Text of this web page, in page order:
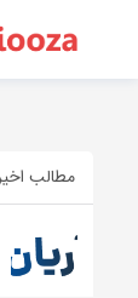
مطالب اخیر